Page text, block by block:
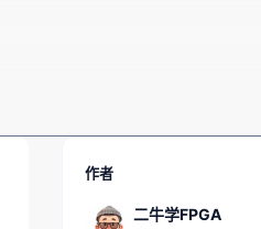
作者
二牛学FPGA